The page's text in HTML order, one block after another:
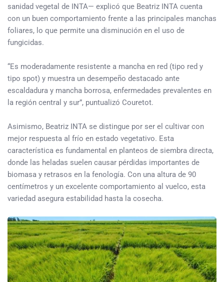
sanidad vegetal de INTA— explicó que Beatriz INTA cuenta
con un buen comportamiento frente a las principales manchas
foliares, lo que permite una disminución en el uso de
fungicidas.
“Es moderadamente resistente a mancha en red (tipo red y
tipo spot) y muestra un desempeño destacado ante
escaldadura y mancha borrosa, enfermedades prevalentes en
la región central y sur”, puntualizó Couretot.
Asimismo, Beatriz INTA se distingue por ser el cultivar con
mejor respuesta al frío en estado vegetativo. Esta
característica es fundamental en planteos de siembra directa,
donde las heladas suelen causar pérdidas importantes de
biomasa y retrasos en la fenología. Con una altura de 90
centímetros y un excelente comportamiento al vuelco, esta
variedad asegura estabilidad hasta la cosecha.